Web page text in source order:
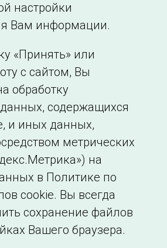
Филиалы и
представительства
Сведения об
образовательной
организации
настройки
Вам информации.
«Принять» или
с сайтом, Вы
обработку
содержащихся
и иных данных,
метрических
на
в Политике по
cookie. Вы всегда
сохранение файлов
Вашего браузера.